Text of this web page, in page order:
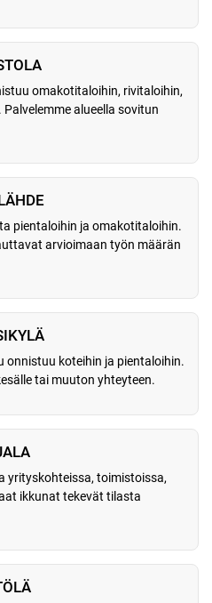
omakotitaloihin, rivitaloihin,
alueella sovitun
pientaloihin ja omakotitaloihin.
arvioimaan työn määrän
onnistuu koteihin ja pientaloihin.
tai muuton yhteyteen.
yrityskohteissa, toimistoissa,
ikkunat tekevät tilasta